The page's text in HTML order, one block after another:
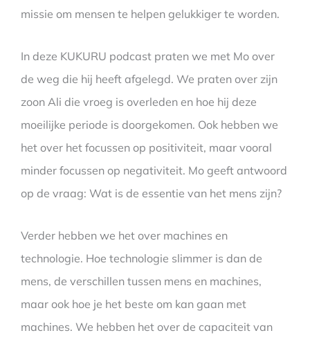
missie om mensen te helpen gelukkiger te worden.
In deze KUKURU podcast praten we met Mo over
de weg die hij heeft afgelegd. We praten over zijn
zoon Ali die vroeg is overleden en hoe hij deze
moeilijke periode is doorgekomen. Ook hebben we
het over het focussen op positiviteit, maar vooral
minder focussen op negativiteit. Mo geeft antwoord
op de vraag: Wat is de essentie van het mens zijn?
Verder hebben we het over machines en
technologie. Hoe technologie slimmer is dan de
mens, de verschillen tussen mens en machines,
maar ook hoe je het beste om kan gaan met
machines. We hebben het over de capaciteit van